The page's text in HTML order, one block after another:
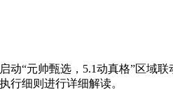
“元帅甄选，5.1动真格”区域
行细则进行详细解读。